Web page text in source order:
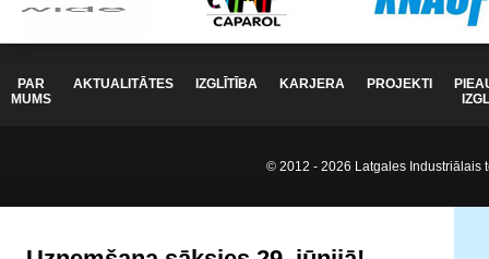
PAR
MUMS
AKTUALITĀTES IZGLĪTĪBA KARJERA PROJEKTI
© 2012 - 2026 Latgales Industriālais